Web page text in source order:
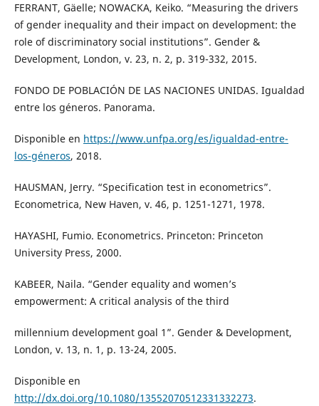
FERRANT, Gäelle; NOWACKA, Keiko. “Measuring the drivers
of gender inequality and their impact on development: the
role of discriminatory social institutions”. Gender &
Development, London, v. 23, n. 2, p. 319-332, 2015.
FONDO DE POBLACIÓN DE LAS NACIONES UNIDAS. Igualdad
entre los géneros. Panorama.
Disponible en https://www.unfpa.org/es/igualdad-entre-
los-géneros, 2018.
HAUSMAN, Jerry. “Specification test in econometrics”.
Econometrica, New Haven, v. 46, p. 1251-1271, 1978.
HAYASHI, Fumio. Econometrics. Princeton: Princeton
University Press, 2000.
KABEER, Naila. “Gender equality and women’s
empowerment: A critical analysis of the third
millennium development goal 1”. Gender & Development,
London, v. 13, n. 1, p. 13-24, 2005.
Disponible en
http://dx.doi.org/10.1080/13552070512331332273.